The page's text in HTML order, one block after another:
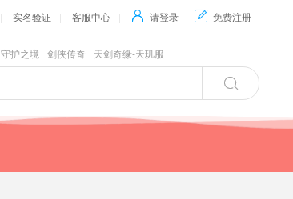
实名验证 客服中心  请登录  免费注册
守护之境 剑侠传奇 天剑奇缘-天玑服
